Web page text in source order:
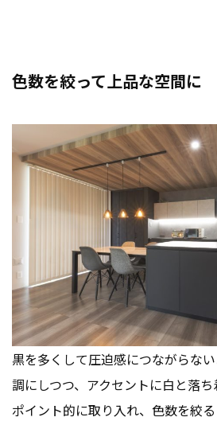
色数を絞って上品な空間に
黒を多くして圧迫感につながらな
調にしつつ、アクセントに白と落
ポイント的に取り入れ、色数を絞